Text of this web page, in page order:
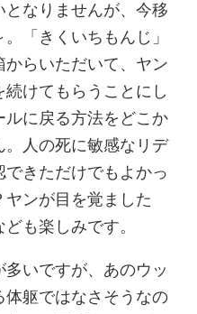
なりませんが、今移
「きくいちもんじ」
からいただいて、ヤン
けてもらうことにし
ルに戻る方法をどこか
人の死に敏感なリデ
できただけでもよかっ
ンが目を覚ました
も楽しみです。
いですが、あのウッ
体躯ではなさそうなの